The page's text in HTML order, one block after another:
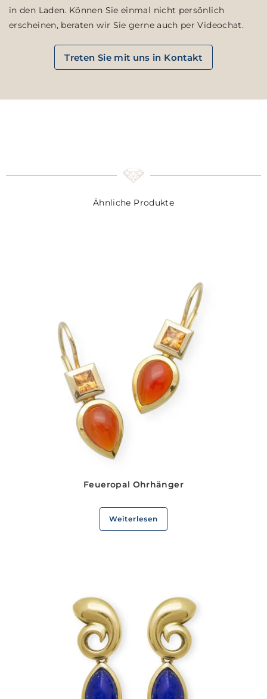
in den Laden. Können Sie einmal nicht persönlich
erscheinen, beraten wir Sie gerne auch per Videochat.
Treten Sie mit uns in Kontakt
Ähnliche Produkte
Feueropal Ohrhänger
Weiterlesen